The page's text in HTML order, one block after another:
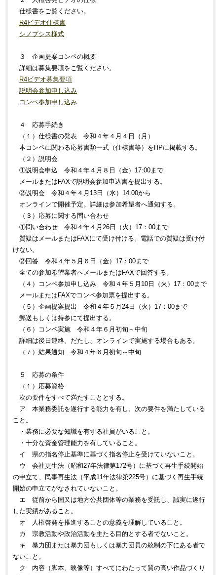
仕様書をご覧ください。
R4ビデオ仕様書
シノプシス様式
３ 企画提案コンペの概要
詳細は募集要項をご覧ください。
R4ビデオ募集要項
説明会参加申し込み
コンペ参加申し込み
４ 応募手続き
（１）仕様書の発表 令和４年４月４日（月）
本コンペに関わる応募書類一式（仕様書等）をHPに掲載する。
（２）説明会
①説明会申込 令和４年４月８日（金）17:00まで
メールまたはFAXで説明会参加申込書を提出する。
②説明会 令和４年４月13日（水）14:00から
オンラインで開催予定。詳細は参加希望者へ通知する。
（３） 応募に関する問い合わせ
①問い合わせ 令和４年４月26日（火）17：00まで
質疑はメールまたはFAXにて受け付ける。電話での質疑は受け付
けない。
②回答 令和４年５月６日（金） 17：00まで
全ての参加希望業者へメールまたはFAXで回答する。
（４ ）コンペ参加申し込み 令和４年 ５月10日（火）17：00まで
メールまたはFAXでコンペ参加票を提出する。
（５）企画提案提出 令和４年５月24日（火）17：00まで
郵送もしくは持参にて提出する。
（６）コンペ実施 令和４年６月初旬～中旬
詳細は後日連絡。だたし、オンラインで実施する場合もある。
（７）結果通知 令和４年６月初旬～中旬
５ 応募の条件
（１）応募資格
次の要件をすべて満たすこととする。
ア 本業務委託を遂行する能力を有し、次の要件を満たしている
こと。
・業務に必要な知識を有する社員がいること。
・十分な資金管理能力を有していること。
イ 県の指名停止基準に基づく指名停止を受けていないこと。
ウ 会社更生法（昭和27年法律第172号）に基づく再生手続開始
の申立て、民事再生法（平成11年法律第225号）に基づく再生手続
開始の申立てがなされていないこと。
エ 従前から国又は地方公共団体等の業務を受託し、誠実に遂行
した実績があること。
オ 人権啓発を推進することの意義を理解していること。
カ 宗教活動や政治活動を主たる目的とする者でないこと。
キ 暴力団または暴力団もしくは暴力団員の統制の下にある者で
ないこと。
ク 内容（脚本、映像等）すべてにわたって質の高い作品づくり